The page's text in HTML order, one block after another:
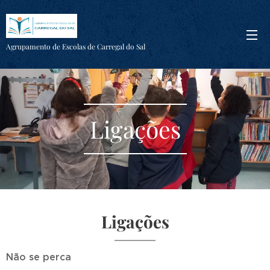
Agrupamento de Escolas de Carregal do Sal
Ligações
Ligações
Não se perca